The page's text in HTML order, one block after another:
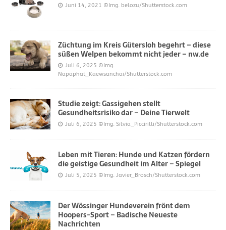
Juni 14, 2021 ©Img. belozu/Shutterstock.com
Züchtung im Kreis Gütersloh begehrt – diese
süßen Welpen bekommt nicht jeder – nw.de
Juli 6, 2025 ©Img.
Napaphat_Kaewsanchai/Shutterstock.com
Studie zeigt: Gassigehen stellt
Gesundheitsrisiko dar – Deine Tierwelt
Juli 6, 2025 ©Img. Silvia_Piccirilli/Shutterstock.com
Leben mit Tieren: Hunde und Katzen fördern
die geistige Gesundheit im Alter – Spiegel
Juli 5, 2025 ©Img. Javier_Brosch/Shutterstock.com
Der Wössinger Hundeverein frönt dem
Hoopers-Sport – Badische Neueste
Nachrichten